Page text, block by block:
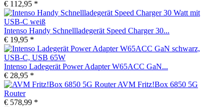
€ 112,95 *
Intenso Handy Schnellladegerät Speed Charger 30...
€ 19,95 *
Intenso Ladegerät Power Adapter W65ACC GaN...
€ 28,95 *
AVM Fritz!Box 6850 5G
Router
€ 578,99 *